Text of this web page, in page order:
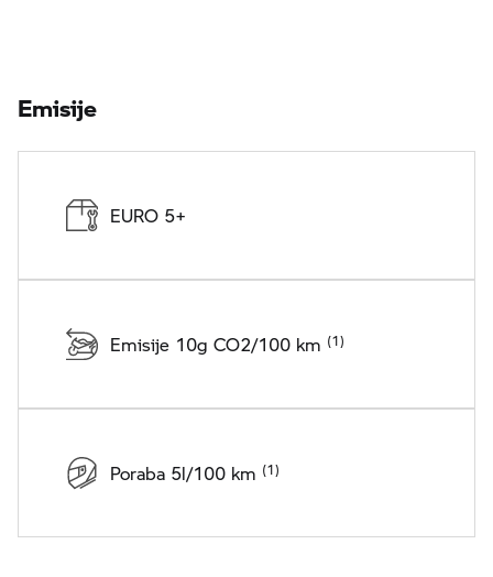
Emisije
EURO 5+
Emisije 10g CO2/100 km
Poraba 5l/100 km